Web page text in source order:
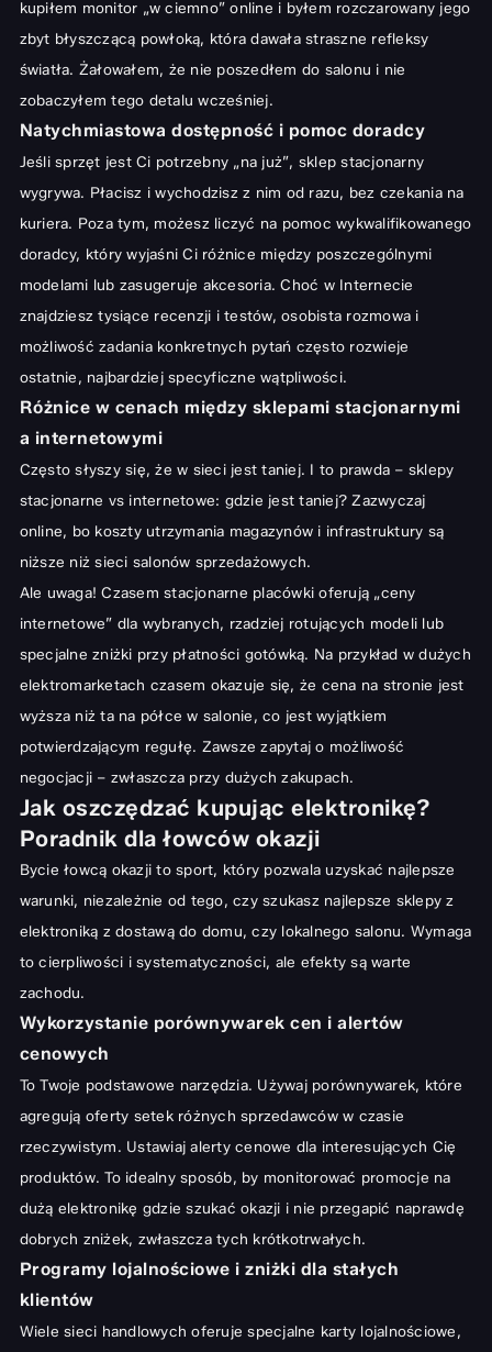
kupiłem monitor „w ciemno” online i byłem rozczarowany jego
zbyt błyszczącą powłoką, która dawała straszne refleksy
światła. Żałowałem, że nie poszedłem do salonu i nie
zobaczyłem tego detalu wcześniej.
Natychmiastowa dostępność i pomoc doradcy
Jeśli sprzęt jest Ci potrzebny „na już”, sklep stacjonarny
wygrywa. Płacisz i wychodzisz z nim od razu, bez czekania na
kuriera. Poza tym, możesz liczyć na pomoc wykwalifikowanego
doradcy, który wyjaśni Ci różnice między poszczególnymi
modelami lub zasugeruje akcesoria. Choć w Internecie
znajdziesz tysiące recenzji i testów, osobista rozmowa i
możliwość zadania konkretnych pytań często rozwieje
ostatnie, najbardziej specyficzne wątpliwości.
Różnice w cenach między sklepami stacjonarnymi
a internetowymi
Często słyszy się, że w sieci jest taniej. I to prawda – sklepy
stacjonarne vs internetowe: gdzie jest taniej? Zazwyczaj
online, bo koszty utrzymania magazynów i infrastruktury są
niższe niż sieci salonów sprzedażowych.
Ale uwaga! Czasem stacjonarne placówki oferują „ceny
internetowe” dla wybranych, rzadziej rotujących modeli lub
specjalne zniżki przy płatności gotówką. Na przykład w dużych
elektromarketach czasem okazuje się, że cena na stronie jest
wyższa niż ta na półce w salonie, co jest wyjątkiem
potwierdzającym regułę. Zawsze zapytaj o możliwość
negocjacji – zwłaszcza przy dużych zakupach.
Jak oszczędzać kupując elektronikę?
Poradnik dla łowców okazji
Bycie łowcą okazji to sport, który pozwala uzyskać najlepsze
warunki, niezależnie od tego, czy szukasz najlepsze sklepy z
elektroniką z dostawą do domu, czy lokalnego salonu. Wymaga
to cierpliwości i systematyczności, ale efekty są warte
zachodu.
Wykorzystanie porównywarek cen i alertów
cenowych
To Twoje podstawowe narzędzia. Używaj porównywarek, które
agregują oferty setek różnych sprzedawców w czasie
rzeczywistym. Ustawiaj alerty cenowe dla interesujących Cię
produktów. To idealny sposób, by monitorować promocje na
dużą elektronikę gdzie szukać okazji i nie przegapić naprawdę
dobrych zniżek, zwłaszcza tych krótkotrwałych.
Programy lojalnościowe i zniżki dla stałych
klientów
Wiele sieci handlowych oferuje specjalne karty lojalnościowe,